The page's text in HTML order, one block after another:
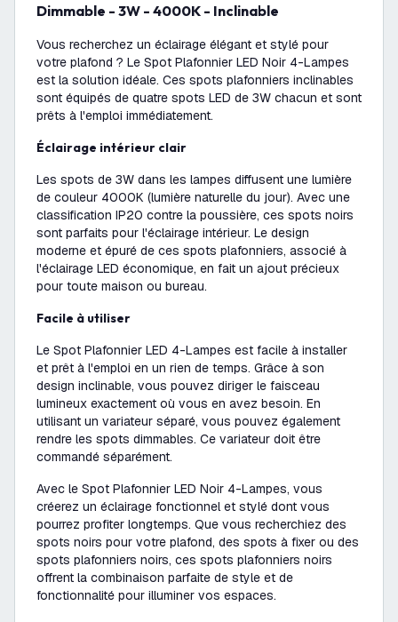
Dimmable - 3W - 4000K - Inclinable
Vous recherchez un éclairage élégant et stylé pour
votre plafond ? Le Spot Plafonnier LED Noir 4-Lampes
est la solution idéale. Ces spots plafonniers inclinables
sont équipés de quatre spots LED de 3W chacun et sont
prêts à l'emploi immédiatement.
Éclairage intérieur clair
Les spots de 3W dans les lampes diffusent une lumière
de couleur 4000K (lumière naturelle du jour). Avec une
classification IP20 contre la poussière, ces spots noirs
sont parfaits pour l'éclairage intérieur. Le design
moderne et épuré de ces spots plafonniers, associé à
l'éclairage LED économique, en fait un ajout précieux
pour toute maison ou bureau.
Facile à utiliser
Le Spot Plafonnier LED 4-Lampes est facile à installer
et prêt à l'emploi en un rien de temps. Grâce à son
design inclinable, vous pouvez diriger le faisceau
lumineux exactement où vous en avez besoin. En
utilisant un variateur séparé, vous pouvez également
rendre les spots dimmables. Ce variateur doit être
commandé séparément.
Avec le Spot Plafonnier LED Noir 4-Lampes, vous
créerez un éclairage fonctionnel et stylé dont vous
pourrez profiter longtemps. Que vous recherchiez des
spots noirs pour votre plafond, des spots à fixer ou des
spots plafonniers noirs, ces spots plafonniers noirs
offrent la combinaison parfaite de style et de
fonctionnalité pour illuminer vos espaces.